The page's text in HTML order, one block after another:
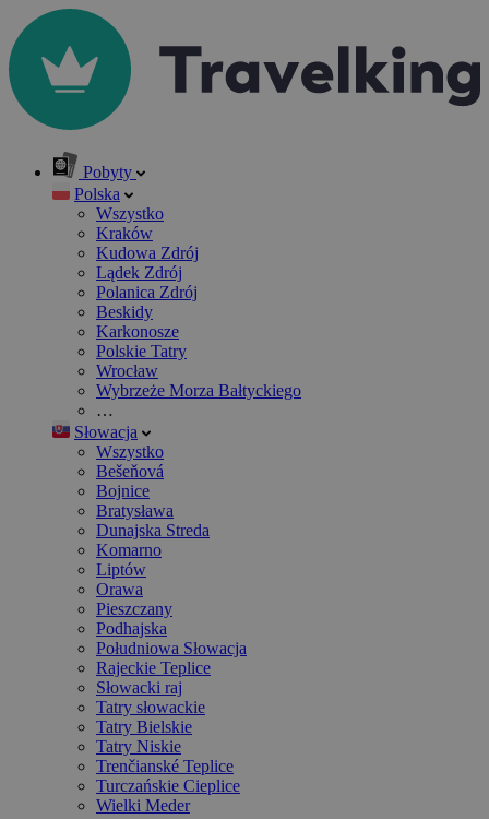
Pobyty
Polska
Wszystko
Kraków
Kudowa Zdrój
Lądek Zdrój
Polanica Zdrój
Beskidy
Karkonosze
Polskie Tatry
Wrocław
Wybrzeże Morza Bałtyckiego
…
Słowacja
Wszystko
Bešeňová
Bojnice
Bratysława
Dunajska Streda
Komarno
Liptów
Orawa
Pieszczany
Podhajska
Południowa Słowacja
Rajeckie Teplice
Słowacki raj
Tatry słowackie
Tatry Bielskie
Tatry Niskie
Trenčianské Teplice
Turczańskie Cieplice
Wielki Meder